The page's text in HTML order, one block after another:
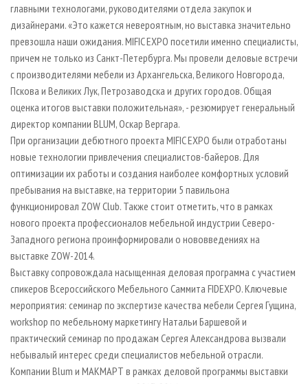
главными технологами, руководителями отдела закупок и
дизайнерами. «Это кажется невероятным, но выставка значительно
превзошла наши ожидания. MIFIC EXPO посетили именно специалисты,
причем не только из Санкт-Петербурга. Мы провели деловые встречи
с производителями мебели из Архангельска, Великого Новгорода,
Пскова и Великих Лук, Петрозаводска и других городов. Общая
оценка итогов выставки положительная», - резюмирует генеральный
директор компании BLUM, Оскар Вергара.
При организации дебютного проекта MIFIC EXPO были отработаны
новые технологии привлечения специалистов-байеров. Для
оптимизации их работы и создания наиболее комфортных условий
пребывания на выставке, на территории 5 павильона
функционировал ZOW Club. Также стоит отметить, что в рамках
нового проекта профессионалов мебельной индустрии Северо-
Западного региона проинформировали о нововведениях на
выставке ZOW-2014.
Выставку сопровождала насыщенная деловая программа с участием
спикеров Всероссийского Мебельного Саммита FIDEXPO. Ключевые
мероприятия: семинар по экспертизе качества мебели Сергея Гущина,
workshop по мебельному маркетингу Натальи Баршевой и
практический семинар по продажам Сергея Александрова вызвали
небывалый интерес среди специалистов мебельной отрасли.
Компании Blum и МАКМАРТ в рамках деловой программы выставки